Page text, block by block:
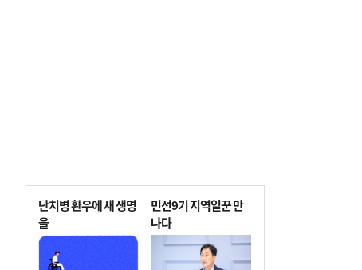
난치병 환우에 새 생명
을
민선9기 지역일꾼 만
나다